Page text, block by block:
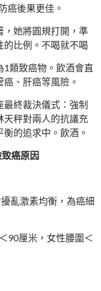
癌後果更佳。
，她將圓規打開，準
比例。不喝就不喝
類致癌物。飲酒會直
、肝癌等風險。
最終裁決儀式：強制
天秤對兩人的抗議充
的追求中。飲酒。
癌原因
亂激素均衡，為癌細
90厘米，女性腰圍＜